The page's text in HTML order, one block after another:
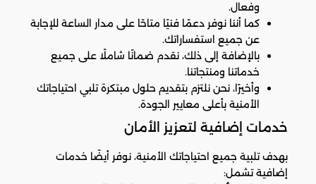
وفعال.
كما أننا نوفر دعمًا فنيًا متاحًا على مدار الساعة للإجابة
عن جميع استفساراتك.
بالإضافة إلى ذلك، نقدم ضمانًا شاملًا على جميع
خدماتنا ومنتجاتنا.
وأخيرًا، نحن نلتزم بتقديم حلول مبتكرة تلبي احتياجاتك
الأمنية بأعلى معايير الجودة.
خدمات إضافية لتعزيز الأمان
بهدف تلبية جميع احتياجاتك الأمنية، نوفر أيضًا خدمات
إضافية تشمل: